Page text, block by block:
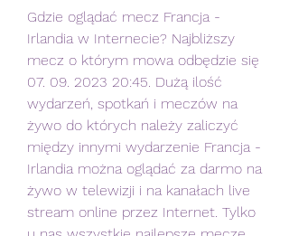
Gdzie oglądać mecz Francja -
Irlandia w Internecie? Najbliższy
mecz o którym mowa odbędzie się
07. 09. 2023 20:45. Dużą ilość
wydarzeń, spotkań i meczów na
żywo do których należy zaliczyć
między innymi wydarzenie Francja -
Irlandia można oglądać za darmo na
żywo w telewizji i na kanałach live
stream online przez Internet. Tylko